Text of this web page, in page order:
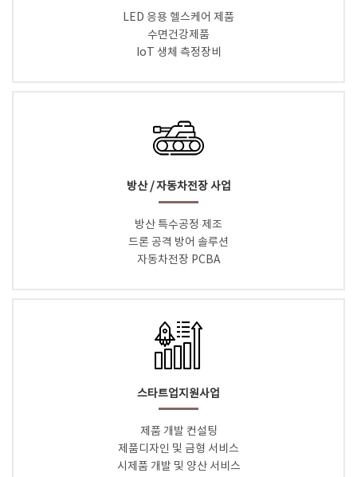
LED 응용 헬스케어 제품
수면건강제품
IoT 생체 측정장비
방산 / 자동차전장 사업
방산 특수공정·제조
드론 공격 방어 솔루션
자동차전장 PCBA
스타트업지원사업
제품 개발 컨설팅
제품디자인 및 금형 서비스
시제품 개발 및 양산 서비스